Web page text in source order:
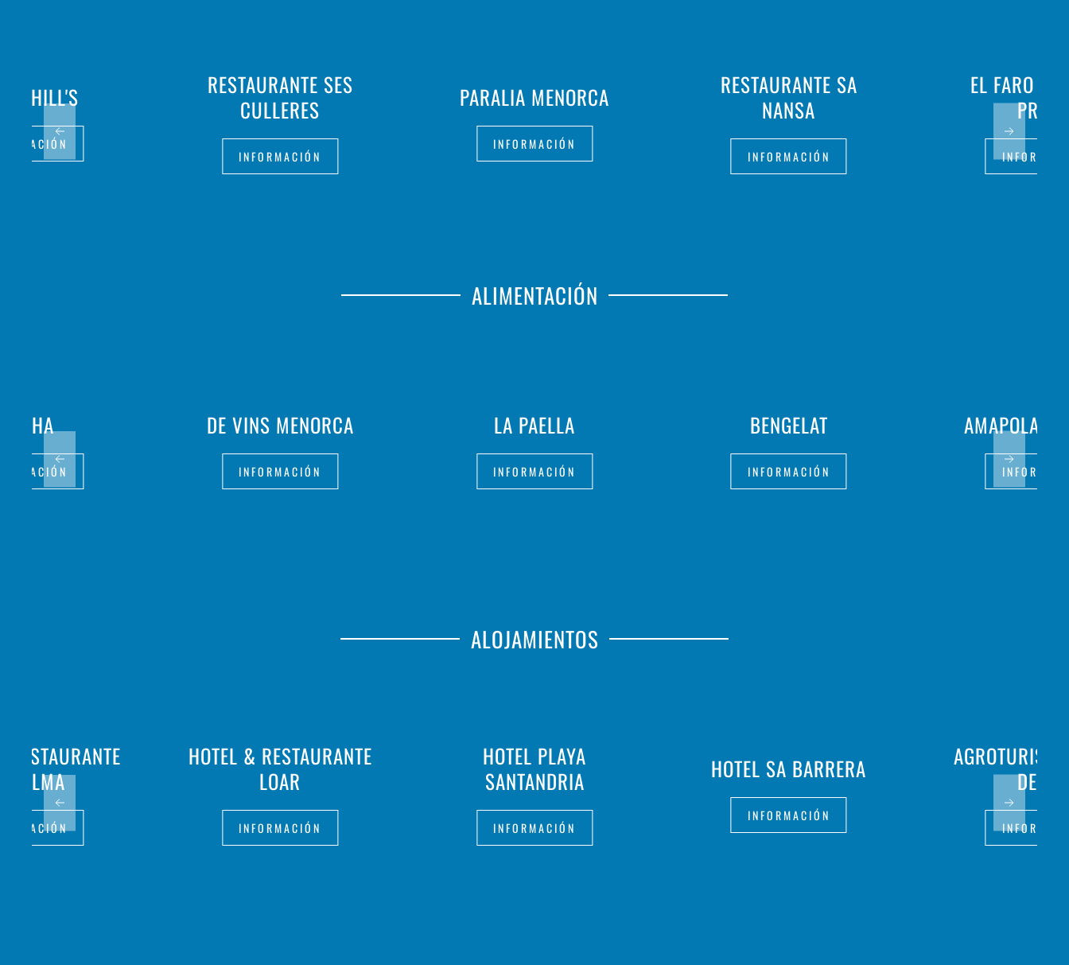
RESTAURANTE SES
CULLERES
INFORMACIÓN
PARALIA MENORCA
INFORMACIÓN
RESTAURANTE SA
NANSA
INFORMACIÓN
EL FARO DE
PRIMA
HILL'S
ALIMENTACIÓN
DE VINS MENORCA
INFORMACIÓN
LA PAELLA
INFORMACIÓN
BENGELAT
INFORMACIÓN
AMAPOLA
ALOJAMIENTOS
HOTEL & RESTAURANTE
LOAR
INFORMACIÓN
HOTEL PLAYA
SANTANDRIA
INFORMACIÓN
HOTEL SA BARRERA
INFORMACIÓN
DES PÍ
PALMA